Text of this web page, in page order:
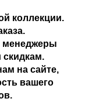
коллекции.
менеджеры
скидкам.
на сайте,
вашего